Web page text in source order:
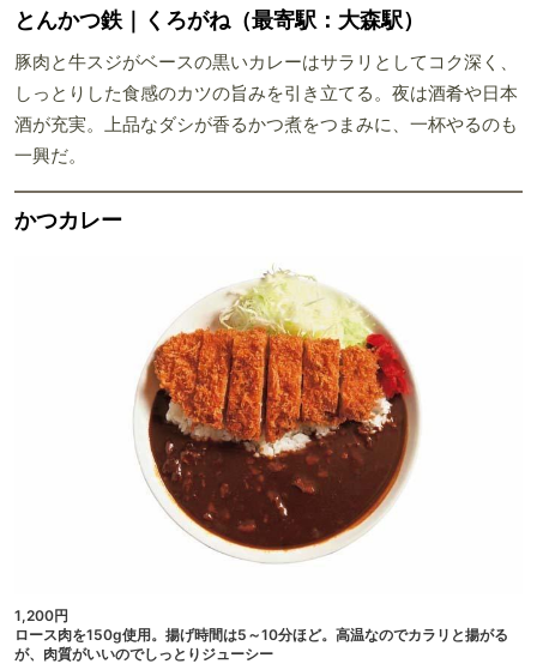
とんかつ鉄｜くろがね（最寄駅：大森駅）
豚肉と牛スジがベースの黒いカレーはサラリとしてコク深く、
しっとりした食感のカツの旨みを引き立てる。夜は酒肴や日本
酒が充実。上品なダシが香るかつ煮をつまみに、一杯やるのも
一興だ。
かつカレー
1,200円
ロース肉を150g使用。揚げ時間は5～10分ほど。高温なのでカラリと揚がる
が、肉質がいいのでしっとりジューシー